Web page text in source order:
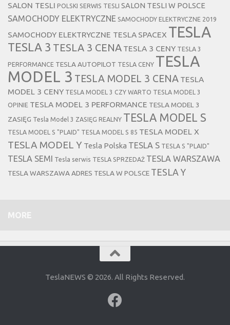
SALON TESLI POLSKI SERWIS TESLI SALON TESLI W POLSCE
SAMOCHODY ELEKTRYCZNE SAMOCHODY ELEKTRYCZNE 2019
SAMOCHODY ELEKTRYCZNE TESLA SPACEX TESLA
TESLA 3 TESLA 3 CENA TESLA 3 CENY TESLA 3
PERFORMANCE TESLA AUTOPILOT TESLA CENY TESLA
MODEL 3 TESLA MODEL 3 CENA TESLA
MODEL 3 CENY TESLA MODEL 3 CZY WARTO TESLA MODEL 3
OPINIE TESLA MODEL 3 PERFORMANCE TESLA MODEL 3
ZASIĘG Tesla Model 3 ZASIĘG REALNY TESLA MODEL S
TESLA MODEL S "PLAID" TESLA MODEL S 85 TESLA MODEL X
TESLA MODEL Y Tesla Polska TESLA S TESLA S "PLAID"
TESLA SEMI Tesla serwis TESLA SPRZEDAŻ TESLA WARSZAWA
TESLA WARSZAWA ADRES TESLA W POLSCE TESLA Y
MORE
TeslaNEWS © 2026. All Rights Reserved.